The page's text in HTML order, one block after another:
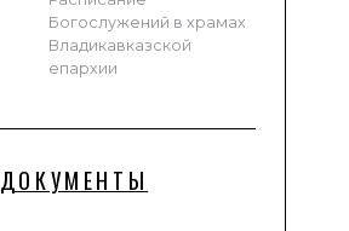
Богослужений в храмах
Владикавказской
епархии
ДОКУМЕНТЫ